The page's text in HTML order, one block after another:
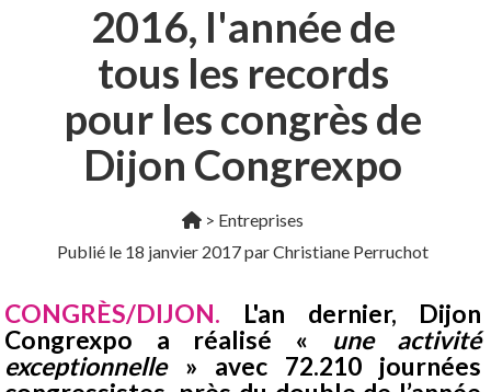
2016, l'année de
tous les records
pour les congrès de
Dijon Congrexpo
> Entreprises
Publié le 18 janvier 2017par Christiane Perruchot
CONGRÈS/DIJON. L'an dernier, Dijon
Congrexpo a réalisé « une activité
exceptionnelle» avec 72.210 journées